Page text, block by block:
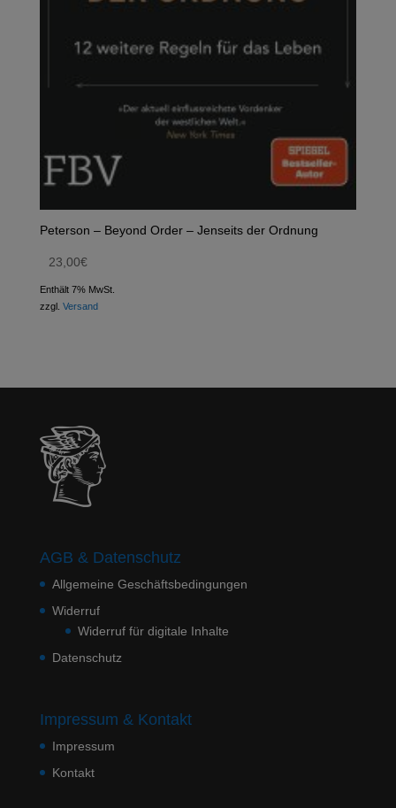
Peterson – Beyond Order – Jenseits der Ordnung
23,00€
Enthält 7% MwSt.
zzgl. Versand
AGB & Datenschutz
Allgemeine Geschäftsbedingungen
Widerruf
Widerruf für digitale Inhalte
Datenschutz
Impressum & Kontakt
Impressum
Kontakt